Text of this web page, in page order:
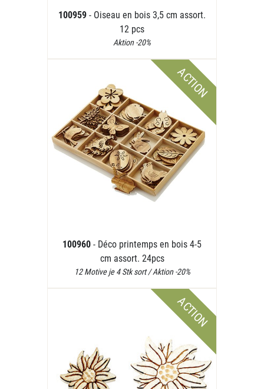
100959 - Oiseau en bois 3,5 cm assort.
12 pcs
Aktion -20%
ACTION
100960 - Déco printemps en bois 4-5
cm assort. 24pcs
12 Motive je 4 Stk sort / Aktion -20%
ACTION